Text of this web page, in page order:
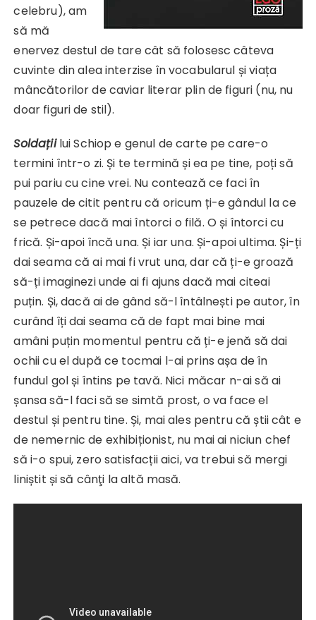
celebru), am
să mă
enervez destul de tare cât să folosesc câteva
cuvinte din alea interzise în vocabularul și viața
mâncătorilor de caviar literar plin de figuri (nu, nu
doar figuri de stil).
Soldațiilui Schiop e genul de carte pe care-o
termini într-o zi. Și te termină și ea pe tine, poți să
pui pariu cu cine vrei. Nu contează ce faci în
pauzele de citit pentru că oricum ți-e gândul la ce
se petrece dacă mai întorci o filă. O și întorci cu
frică. Și-apoi încă una. Și iar una. Și-apoi ultima. Și-ți
dai seama că ai mai fi vrut una, dar că ți-e groază
să-ți imaginezi unde ai fi ajuns dacă mai citeai
puțin. Și, dacă ai de gând să-l întâlnești pe autor, în
curând îți dai seama că de fapt mai bine mai
amâni puțin momentul pentru că ți-e jenă să dai
ochii cu el după ce tocmai l-ai prins așa de în
fundul gol și întins pe tavă. Nici măcar n-ai să ai
șansa să-l faci să se simtă prost, o va face el
destul și pentru tine. Și, mai ales pentru că știi cât e
de nemernic de exhibiționist, nu mai ai niciun chef
să i-o spui, zero satisfacții aici, va trebui să mergi
liniștit și să cânţi la altă masă.